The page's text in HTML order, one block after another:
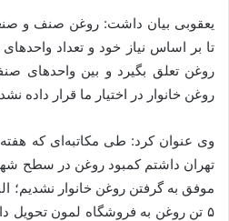
یعقوبی بیان داشت: روغن صنف و
تا بر اساس نیاز خود و تعداد واحدهای
روغن تعلق بگیرد و بین واحدهای
روغن خانوار در اختیار ما قرار داده
وی عنوان کرد: طی مکاتبه‌ای که
تهران داشتم کمبود روغن در سطح
موفق به گرفتن روغن خانوار نشدیم؛
۵ تن روغن به فروشگاه لمون تحویل